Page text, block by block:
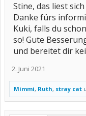
Stine, das liest
Danke fürs
Kuki, falls du
so! Gute
und bereitet dir
2. Juni 2021
Mimmi, Ruth, stray cat